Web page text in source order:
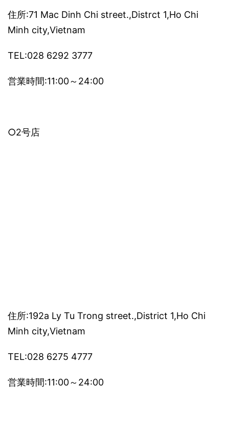
住所:71 Mac Dinh Chi street.,Distrct 1,Ho Chi
Minh city,Vietnam
TEL:028 6292 3777
営業時間:11:00～24:00
○2号店
住所:192a Ly Tu Trong street.,District 1,Ho Chi
Minh city,Vietnam
TEL:028 6275 4777
営業時間:11:00～24:00